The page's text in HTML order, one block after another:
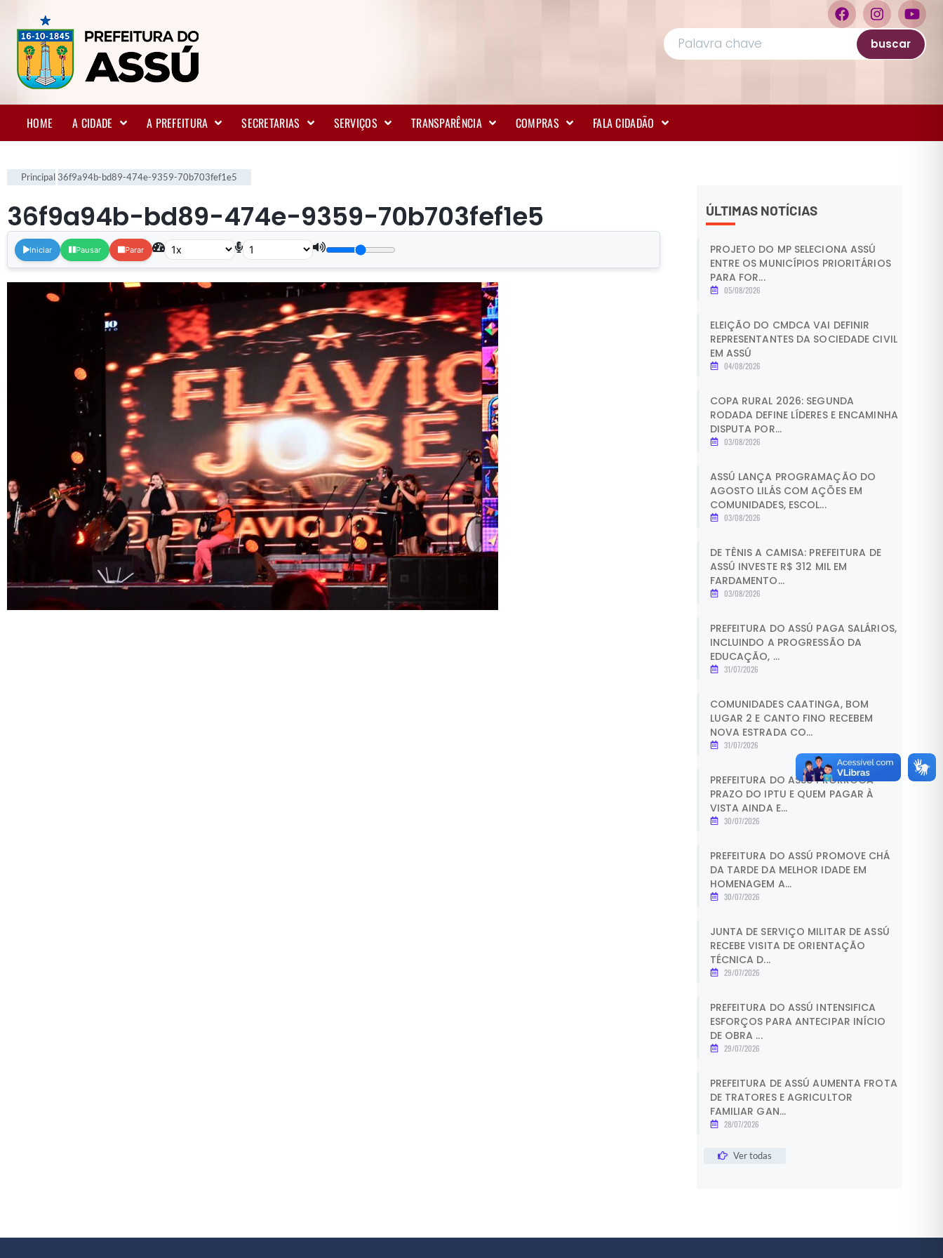
buscar
HOME A CIDADE A PREFEITURA SECRETARIAS SERVIÇOS TRANSPARÊNCIA COMPRAS FALA CIDADÃO
Principal 36f9a94b-bd89-474e-9359-70b703fef1e5
36f9a94b-bd89-474e-9359-70b703fef1e5
Iniciar Pausar Parar
ÚLTIMAS NOTÍCIAS
PROJETO DO MP SELECIONA ASSÚ
ENTRE OS MUNICÍPIOS PRIORITÁRIOS
PARA FOR...
05/08/2026
ELEIÇÃO DO CMDCA VAI DEFINIR
REPRESENTANTES DA SOCIEDADE CIVIL
EM ASSÚ
04/08/2026
COPA RURAL 2026: SEGUNDA
RODADA DEFINE LÍDERES E ENCAMINHA
DISPUTA POR...
03/08/2026
ASSÚ LANÇA PROGRAMAÇÃO DO
AGOSTO LILÁS COM AÇÕES EM
COMUNIDADES, ESCOL...
03/08/2026
DE TÊNIS A CAMISA: PREFEITURA DE
ASSÚ INVESTE R$ 312 MIL EM
FARDAMENTO...
03/08/2026
PREFEITURA DO ASSÚ PAGA SALÁRIOS,
INCLUINDO A PROGRESSÃO DA
EDUCAÇÃO, ...
31/07/2026
COMUNIDADES CAATINGA, BOM
LUGAR 2 E CANTO FINO RECEBEM
NOVA ESTRADA CO...
31/07/2026
PREFEITURA DO ASSÚ PRORROGA
PRAZO DO IPTU E QUEM PAGAR À
VISTA AINDA E...
30/07/2026
PREFEITURA DO ASSÚ PROMOVE CHÁ
DA TARDE DA MELHOR IDADE EM
HOMENAGEM A...
30/07/2026
JUNTA DE SERVIÇO MILITAR DE ASSÚ
RECEBE VISITA DE ORIENTAÇÃO
TÉCNICA D...
29/07/2026
PREFEITURA DO ASSÚ INTENSIFICA
ESFORÇOS PARA ANTECIPAR INÍCIO
DE OBRA ...
29/07/2026
PREFEITURA DE ASSÚ AUMENTA FROTA
DE TRATORES E AGRICULTOR
FAMILIAR GAN...
28/07/2026
Ver todas